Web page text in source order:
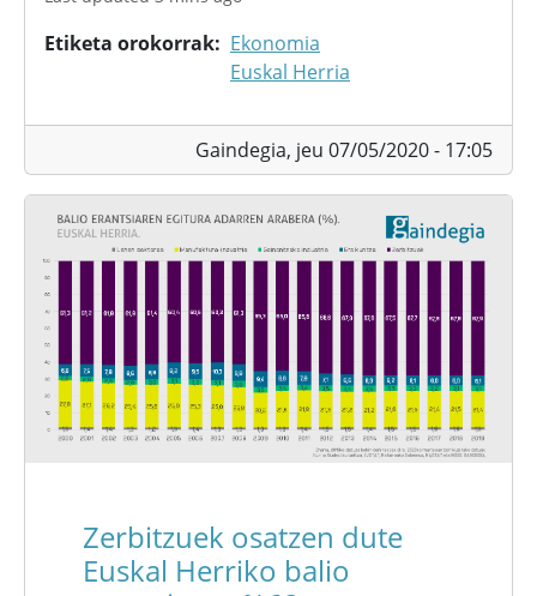
Etiketa orokorrak
Ekonomia
Euskal Herria
Gaindegia, jeu 07/05/2020 - 17:05
Zerbitzuek osatzen dute
Euskal Herriko balio